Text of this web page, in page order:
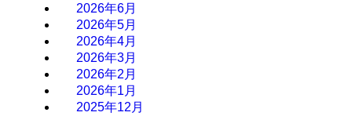
2026年6月
2026年5月
2026年4月
2026年3月
2026年2月
2026年1月
2025年12月